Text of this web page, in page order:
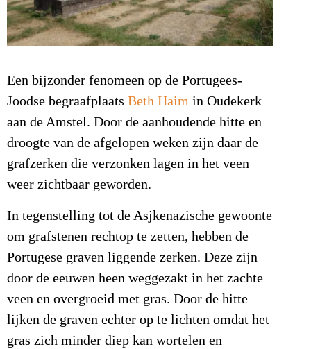
Een bijzonder fenomeen op de Portugees-
Joodse begraafplaats Beth Haim in Oudekerk
aan de Amstel. Door de aanhoudende hitte en
droogte van de afgelopen weken zijn daar de
grafzerken die verzonken lagen in het veen
weer zichtbaar geworden.
In tegenstelling tot de Asjkenazische gewoonte
om grafstenen rechtop te zetten, hebben de
Portugese graven liggende zerken. Deze zijn
door de eeuwen heen weggezakt in het zachte
veen en overgroeid met gras. Door de hitte
lijken de graven echter op te lichten omdat het
gras zich minder diep kan wortelen en